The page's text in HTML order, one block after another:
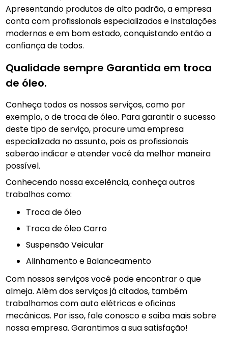
Apresentando produtos de alto padrão, a empresa
conta com profissionais especializados e instalações
modernas e em bom estado, conquistando então a
confiança de todos.
Qualidade sempre Garantida em troca
de óleo.
Conheça todos os nossos serviços, como por
exemplo, o de troca de óleo. Para garantir o sucesso
deste tipo de serviço, procure uma empresa
especializada no assunto, pois os profissionais
saberão indicar e atender você da melhor maneira
possível.
Conhecendo nossa excelência, conheça outros
trabalhos como:
troca de óleo
Troca de óleo Carro
Suspensão Veicular
Alinhamento e Balanceamento
Com nossos serviços você pode encontrar o que
almeja. Além dos serviços já citados, também
trabalhamos com auto elétricas e oficinas
mecânicas. Por isso, fale conosco e saiba mais sobre
nossa empresa. Garantimos a sua satisfação!